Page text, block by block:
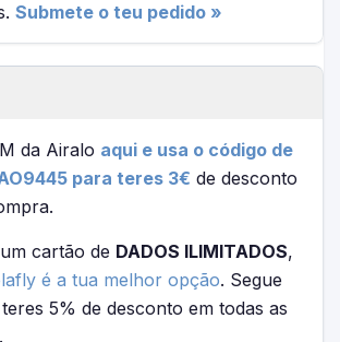
Submete o teu pedido »
da Airalo aqui e usa o código de
para teres 3€ de desconto
cartão de DADOS ILIMITADOS,
é a tua melhor opção. Segue
5% de desconto em todas as